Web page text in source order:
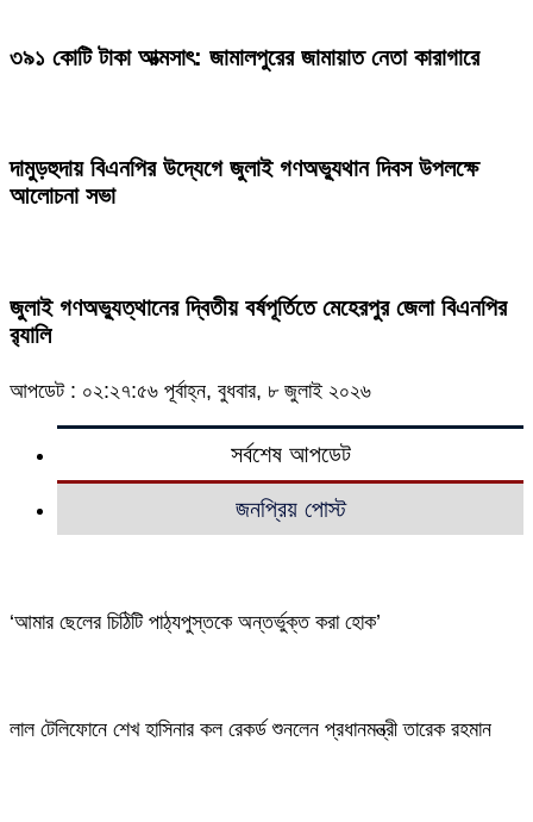
৩৯১ কোটি টাকা আত্মসাৎ: জামালপুরের জামায়াত নেতা কারাগারে
দামুড়হুদায় বিএনপির উদ্যেগে জুলাই গণঅভ্যুথান দিবস উপলক্ষে
আলোচনা সভা
জুলাই গণঅভ্যুত্থানের দ্বিতীয় বর্ষপূর্তিতে মেহেরপুর জেলা বিএনপির
র‍্যালি
আপডেট : ০২:২৭:৫৬ পূর্বাহ্ন, বুধবার, ৮ জুলাই ২০২৬
সর্বশেষ আপডেট
জনপ্রিয় পোস্ট
‘আমার ছেলের চিঠিটি পাঠ্যপুস্তকে অন্তর্ভুক্ত করা হোক’
লাল টেলিফোনে শেখ হাসিনার কল রেকর্ড শুনলেন প্রধানমন্ত্রী তারেক রহমান